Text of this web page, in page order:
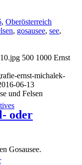
, Oberösterreich
, gosausee, see,
500 1000 Ernst
ernst-michalek-
06-13
und Felsen
oder
Gosausee.